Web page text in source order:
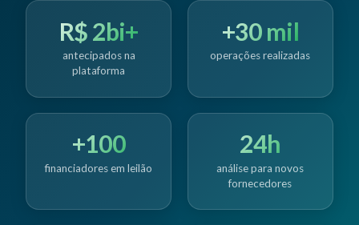
R$ 2bi+
antecipados na
plataforma
+30 mil
operações realizadas
+100
financiadores em leilão
24h
análise para novos
fornecedores